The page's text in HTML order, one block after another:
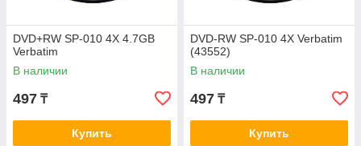
DVD+RW SP-010 4X 4.7GB
Verbatim
В наличии
497 ₸
Купить
DVD-RW SP-010 4X Verbatim
(43552)
В наличии
497 ₸
Купить